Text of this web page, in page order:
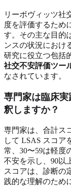
リーボヴィッツ社
度を評価するため
す。その主な目的
ンスの状況におけ
研究に役立つ包括
社交不安評価ツー
なされています。
専門家は臨床
釈しますか？
専門家は、合計ス
して LSAS スコア
常、30〜59は軽度
不安を示し、90以
スコアは、診断の
践的な理解のため